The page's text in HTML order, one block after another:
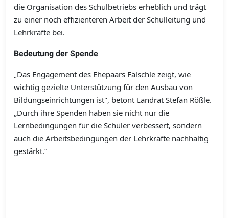
die Organisation des Schulbetriebs erheblich und trägt
zu einer noch effizienteren Arbeit der Schulleitung und
Lehrkräfte bei.
Bedeutung der Spende
„Das Engagement des Ehepaars Fälschle zeigt, wie
wichtig gezielte Unterstützung für den Ausbau von
Bildungseinrichtungen ist", betont Landrat Stefan Rößle.
„Durch ihre Spenden haben sie nicht nur die
Lernbedingungen für die Schüler verbessert, sondern
auch die Arbeitsbedingungen der Lehrkräfte nachhaltig
gestärkt.“